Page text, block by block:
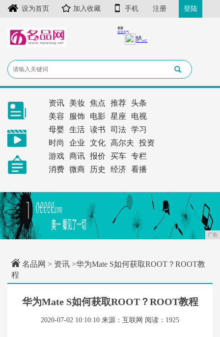
设为首页 加入收藏 手机 注册 登陆
资讯 美妆 焦点 推荐
头条
美容
服饰 电影 星座
电视
母婴
生活 读书 司法
学习
时尚
企业 文化 高尔夫
投资
游戏
商讯 报价 买车
专栏
消费
微商 历史 经济 看播
广告
名品网 > 资讯 >华为Mate S如何获取ROOT？ROOT教
程
华为Mate S如何获取ROOT？ROOT教程
2020-07-02 10:10:10 来源：互联网 阅读：1925